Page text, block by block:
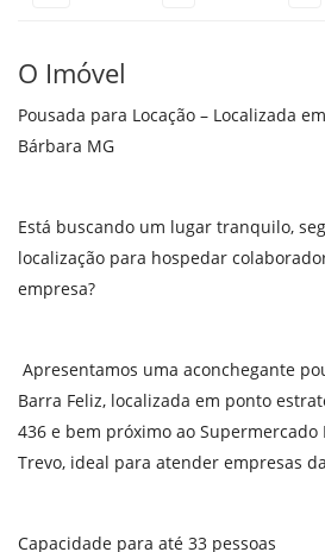
O Imóvel
Pousada para Locação – Localizada
Bárbara MG
Está buscando um lugar tranquilo,
localização para hospedar
empresa?
Apresentamos uma aconchegante
Barra Feliz, localizada em ponto
436 e bem próximo ao Supermercado
Trevo, ideal para atender empresas
Capacidade para até 33 pessoas